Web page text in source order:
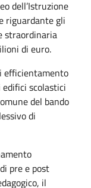
dell’Istruzione
riguardante gli
straordinaria
di euro.
efficientamento
scolastici
del bando
di
pre e post
il